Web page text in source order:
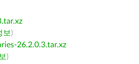
보 )
26.2.0.3.tar.xz
)